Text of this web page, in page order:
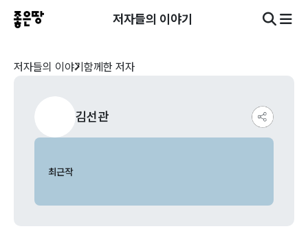
저자들의 이야기
저자들의 이야기 함께한 저자
김선관
최근작